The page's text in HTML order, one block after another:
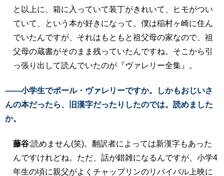
と以上に、箱に入っていて装丁がきれいて、ヒモがつい
ていて、という本が好きになって。僕は稲村ヶ崎に住ん
でいたんですが、それはもともと祖父母の家なので、祖
父母の蔵書がそのまま残っていたんですね。そこから引
っ張り出して読んでいたのが『ヴァレリー全集』。
――小学生でポール・ヴァレリーですか。しかもおじいさ
んの本だったら、旧漢字だったりしたのでは。読めました
か。
藤谷:読めません(笑)。翻訳者によっては新漢字もあった
んですけれどね。ただ、話が錯雑になるんですが、小学4
年生の頃に親父がよくチャップリンのリバイバル上映に